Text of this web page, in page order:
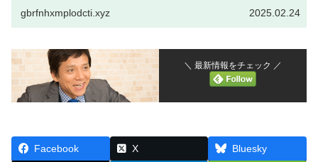
gbrfnhxmplodcti.xyz 2025.02.24
＼ 最新情報をチェック ／
Facebook X
Bluesky